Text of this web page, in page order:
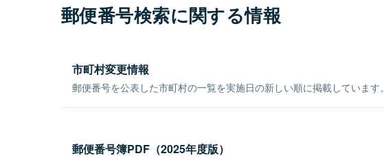
郵便番号検索に関する情報
市町村変更情報
郵便番号を公表した市町村の一覧を実施日の新しい順に掲載しています。
郵便番号簿PDF（2025年度版）